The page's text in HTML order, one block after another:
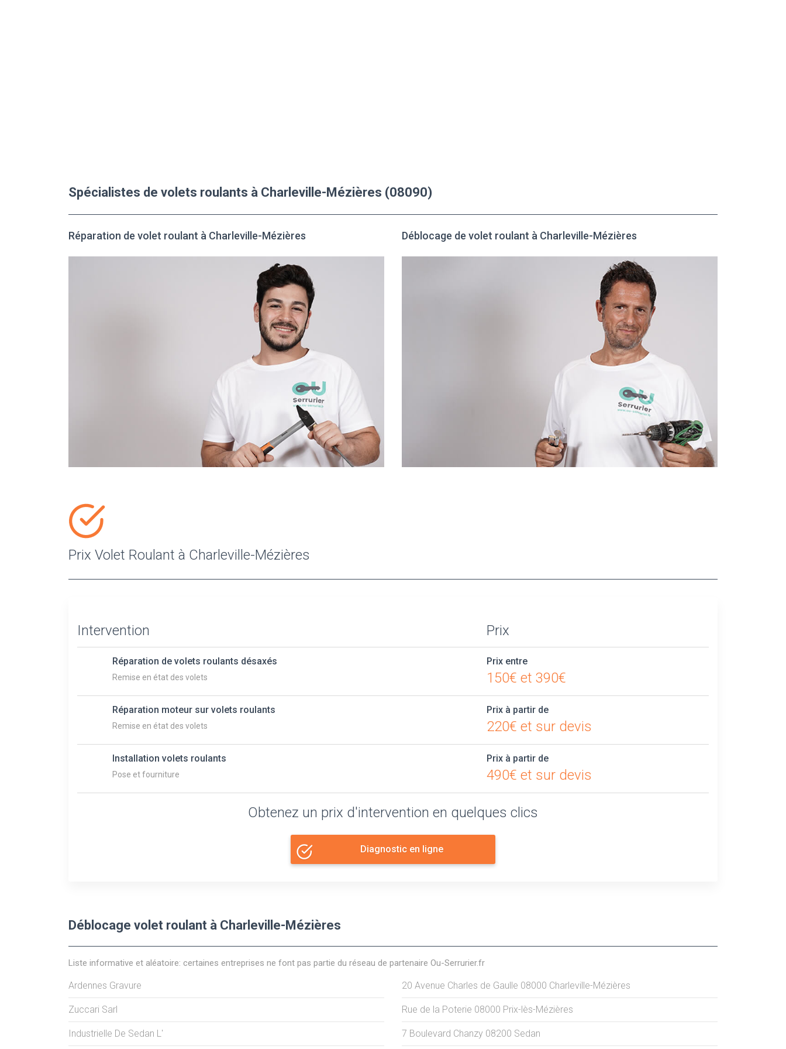
Spécialistes de volets roulants à Charleville-Mézières (08090)
Réparation de volet roulant à Charleville-Mézières Déblocage de volet roulant à Charleville-Mézières
Prix Volet Roulant à Charleville-Mézières
Intervention Prix
Réparation de volets roulants désaxés
Remise en état des volets
Prix entre
150€ et 390€
Réparation moteur sur volets roulants
Remise en état des volets
Prix à partir de
220€ et sur devis
Installation volets roulants
Pose et fourniture
Prix à partir de
490€ et sur devis
Obtenez un prix d'intervention en quelques clics
Diagnostic en ligne
Déblocage volet roulant à Charleville-Mézières
Liste informative et aléatoire: certaines entreprises ne font pas partie du réseau de partenaire Ou-Serrurier.fr
Ardennes Gravure 20 Avenue Charles de Gaulle 08000 Charleville-Mézières
Zuccari Sarl Rue de la Poterie 08000 Prix-lès-Mézières
Industrielle De Sedan L' 7 Boulevard Chanzy 08200 Sedan